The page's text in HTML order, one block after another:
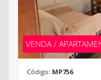
VENDA /
Código: MP756